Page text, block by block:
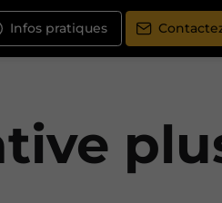
Infos pratiques